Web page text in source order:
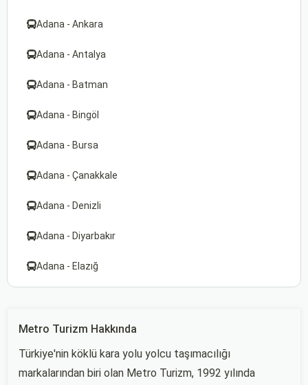
Adana - Ankara
Adana - Antalya
Adana - Batman
Adana - Bingöl
Adana - Bursa
Adana - Çanakkale
Adana - Denizli
Adana - Diyarbakır
Adana - Elazığ
Metro Turizm Hakkında
Türkiye'nin köklü kara yolu yolcu taşımacılığı
markalarından biri olan Metro Turizm, 1992 yılında